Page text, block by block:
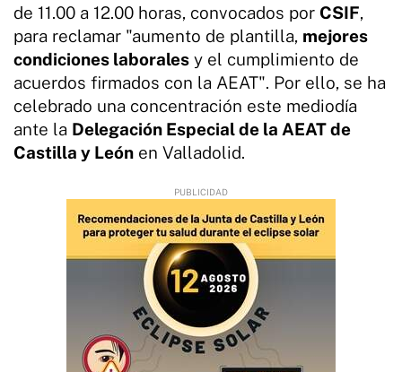
de 11.00 a 12.00 horas, convocados por CSIF,
para reclamar "aumento de plantilla, mejores
condiciones laborales y el cumplimiento de
acuerdos firmados con la AEAT". Por ello, se ha
celebrado una concentración este mediodía
ante la Delegación Especial de la AEAT de
Castilla y León en Valladolid.